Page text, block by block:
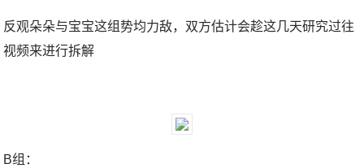
反观朵朵与宝宝这组势均力敌，双方估计会趁这几天研究过往
视频来进行拆解
B组：